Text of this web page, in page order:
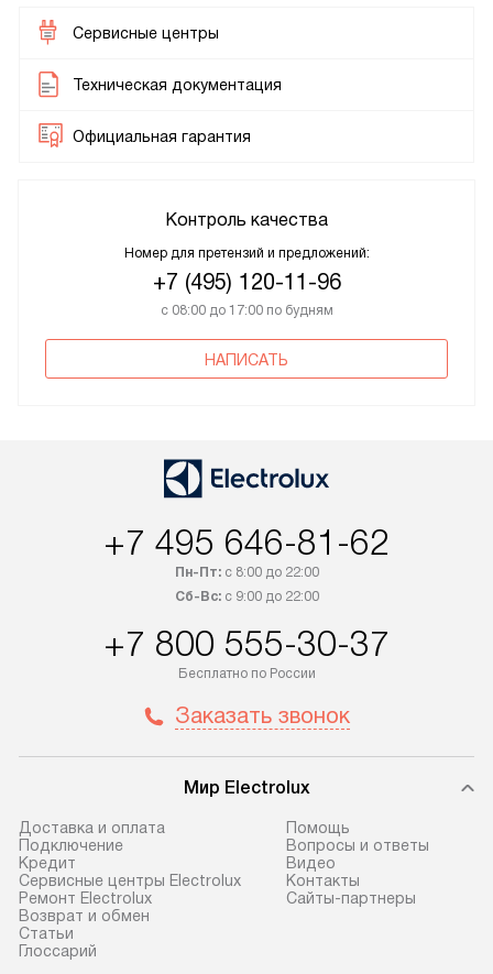
Сервисные центры
Техническая документация
Официальная гарантия
Контроль качества
Номер для претензий и предложений:
+7 (495) 120-11-96
с 08:00 до 17:00 по будням
НАПИСАТЬ
+7 495 646-81-62
Пн-Пт:с 8:00 до 22:00
Сб-Вс:с 9:00 до 22:00
+7 800 555-30-37
Бесплатно по России
Заказать звонок
Мир Electrolux
Доставка и оплата
Подключение
Кредит
Сервисные центры Electrolux
Ремонт Electrolux
Возврат и обмен
Cтатьи
Глоссарий
Помощь
Вопросы и ответы
Видео
Контакты
Сайты-партнеры